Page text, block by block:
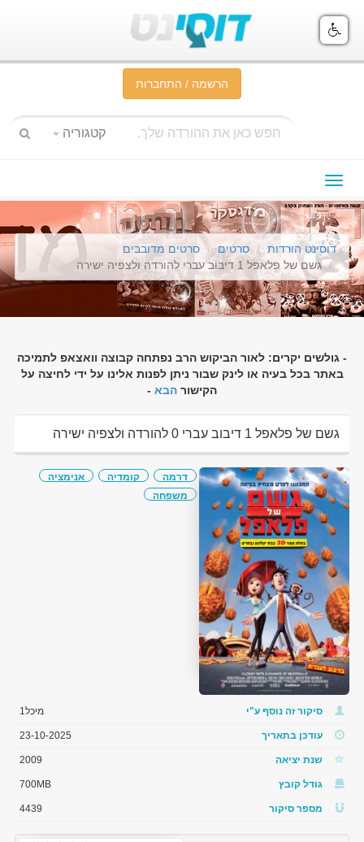
הרשמה / התחברות
קטגוריה
תפריט
ניווט
דוסינט הורדות סרטים
סרטים מדובבים
גשם של פלאפל 1 דיבוב עברי להורדה ולצפיה ישירה
- גולשים יקרים: לאור הביקוש הרב נפתחה קבוצה וואצאפ לתמיכה
באתר בכל בעיה או לינק שבור ניתן לפנות אלינו על ידי לחיצה על
הקישור הבא -
גשם של פלאפל 1 דיבוב עברי 0 להורדה ולצפיה ישירה
דרמה קומדיה
אנימציה
משפחה
סיקור זה נוסף ע"י מיכל1
עודכן בתאריך 23-10-2025
שנת יציאה 2009
גודל קובץ 700MB
מספר סיקור 4439